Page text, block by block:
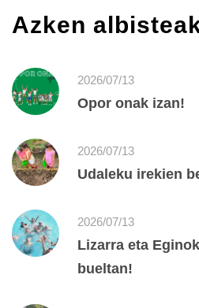
Azken
2026/07/13
Opor onak izan!
2026/07/13
Udaleku irekien
2026/07/13
Lizarra eta
bueltan!